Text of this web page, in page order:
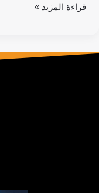
قراءة المزيد »